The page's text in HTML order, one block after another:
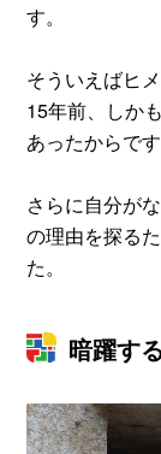
す。
そういえばヒ
15年前、しか
あったからです
さらに自分が
の理由を探る
た。
暗躍す